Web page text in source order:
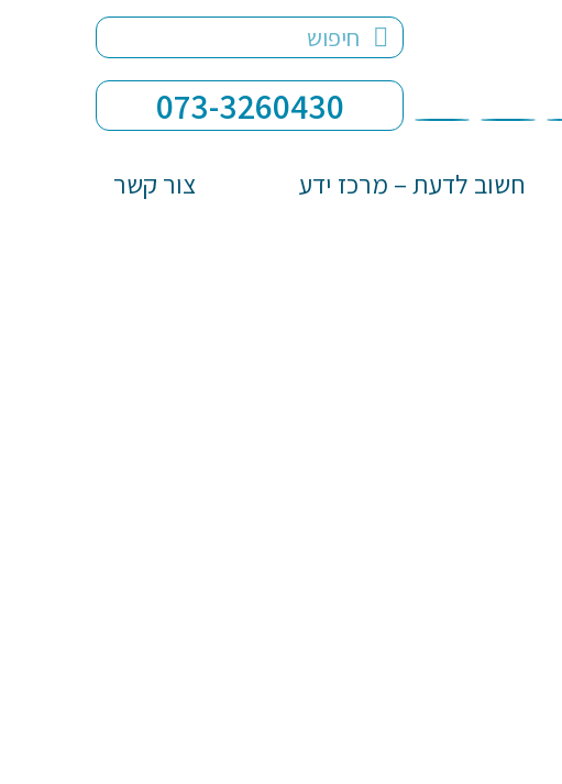
073-3260430
חשוב לדעת – מרכז ידע צור קשר